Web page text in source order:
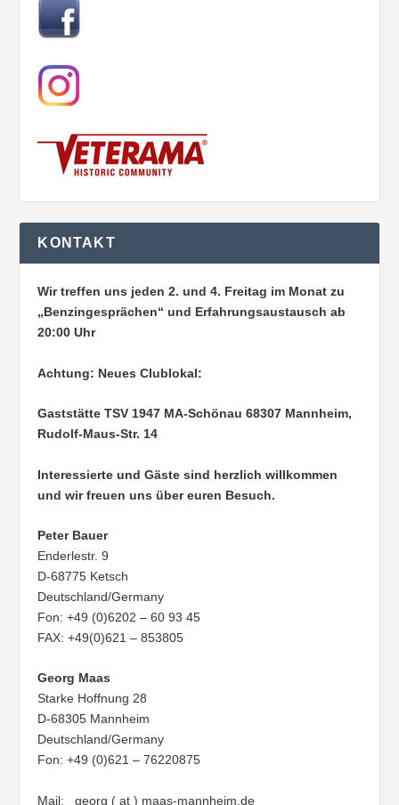
KONTAKT
Wir treffen uns jeden 2. und 4. Freitag im Monat zu
„Benzingesprächen“ und Erfahrungsaustausch ab
20:00 Uhr
Achtung: Neues Clublokal:
Gaststätte TSV 1947 MA-Schönau68307 Mannheim,
Rudolf-Maus-Str. 14
Interessierte und Gäste sind herzlich willkommen
und wir freuen uns über euren Besuch.
Peter Bauer
Enderlestr. 9
D-68775 Ketsch
Deutschland/Germany
Fon: +49 (0)6202 – 60 93 45
FAX: +49(0)621 – 853805
Georg Maas
Starke Hoffnung 28
D-68305 Mannheim
Deutschland/Germany
Fon: +49 (0)621 – 76220875
Mail: georg ( at ) maas-mannheim.de